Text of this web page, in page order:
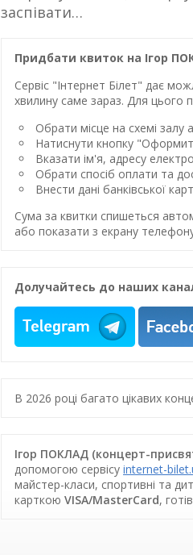
заспівати…
Придбати квиток на Ігор
Сервіс "Інтернет Білет" дає
хвилину саме зараз. Для цього
Обрати місце на схемі залу
Натиснути кнопку
Вказати ім'я, адресу
Обрати спосіб оплати та
Внести дані банківської
Сума за квитки спишеться
або показати з екрану
Долучайтесь до наших
В 2026 році багато цікавих
Ігор ПОКЛАД (концерт-
допомогою сервісу internet-
майстер-класи, спортивні та
карткою VISA/MasterCard,